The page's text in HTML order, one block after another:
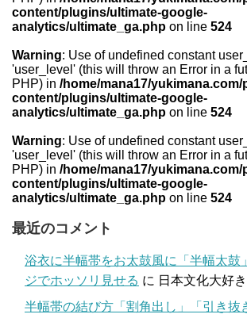
content/plugins/ultimate-google-
analytics/ultimate_ga.php on line 524
Warning: Use of undefined constant
'user_level' (this will throw an Error in a
PHP) in /home/mana17/
content/plugins/ultimate-google-
analytics/ultimate_ga.php on line 524
Warning: Use of undefined constant
'user_level' (this will throw an Error in a
PHP) in /home/mana17/
content/plugins/ultimate-google-
analytics/ultimate_ga.php on line 524
最近のコメント
浴衣に半幅帯をお太鼓風に「半幅太
ジでホッソリ見せる に 日本文化大好き
半幅帯の結び方「割角出し」「引き抜